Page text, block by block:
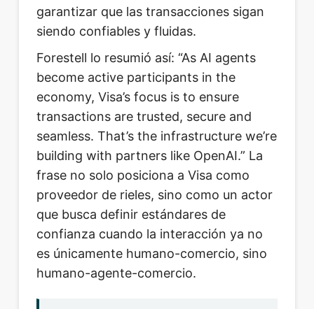
garantizar que las transacciones sigan
siendo confiables y fluidas.
Forestell lo resumió así: “As AI agents
become active participants in the
economy, Visa’s focus is to ensure
transactions are trusted, secure and
seamless. That’s the infrastructure we’re
building with partners like OpenAI.” La
frase no solo posiciona a Visa como
proveedor de rieles, sino como un actor
que busca definir estándares de
confianza cuando la interacción ya no
es únicamente humano-comercio, sino
humano-agente-comercio.